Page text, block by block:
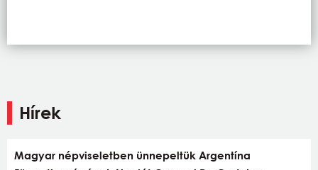
Hírek
Magyar népviseletben ünnepeltük Argentína